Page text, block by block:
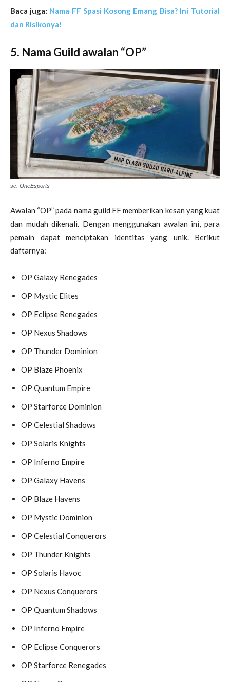
Baca juga: Nama FF Spasi Kosong Emang Bisa? Ini Tutorial
dan Risikonya!
5. Nama Guild awalan “OP”
sc: OneEsports
Awalan “OP” pada nama guild FF memberikan kesan yang kuat
dan mudah dikenali. Dengan menggunakan awalan ini, para
pemain dapat menciptakan identitas yang unik. Berikut
daftarnya:
OP Galaxy Renegades
OP Mystic Elites
OP Eclipse Renegades
OP Nexus Shadows
OP Thunder Dominion
OP Blaze Phoenix
OP Quantum Empire
OP Starforce Dominion
OP Celestial Shadows
OP Solaris Knights
OP Inferno Empire
OP Galaxy Havens
OP Blaze Havens
OP Mystic Dominion
OP Celestial Conquerors
OP Thunder Knights
OP Solaris Havoc
OP Nexus Conquerors
OP Quantum Shadows
OP Inferno Empire
OP Eclipse Conquerors
OP Starforce Renegades